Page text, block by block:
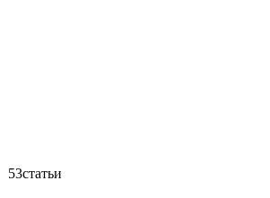
53статьи